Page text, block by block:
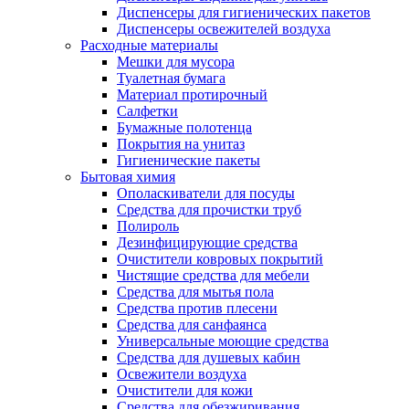
Диспенсеры для гигиенических пакетов
Диспенсеры освежителей воздуха
Расходные материалы
Мешки для мусора
Туалетная бумага
Материал протирочный
Салфетки
Бумажные полотенца
Покрытия на унитаз
Гигиенические пакеты
Бытовая химия
Ополаскиватели для посуды
Средства для прочистки труб
Полироль
Дезинфицирующие средства
Очистители ковровых покрытий
Чистящие средства для мебели
Средства для мытья пола
Средства против плесени
Средства для санфаянса
Универсальные моющие средства
Средства для душевых кабин
Освежители воздуха
Очистители для кожи